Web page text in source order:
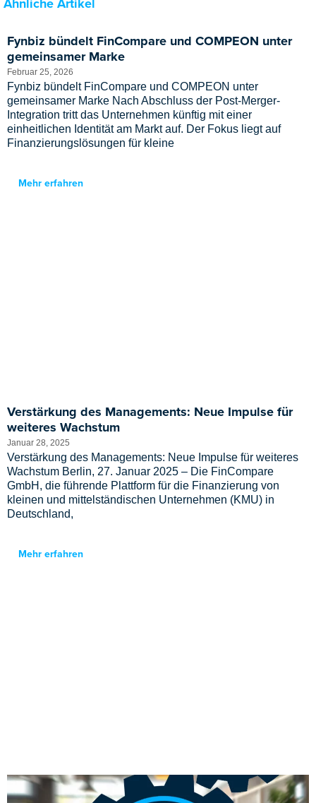
Ähnliche Artikel
Fynbiz bündelt FinCompare und COMPEON unter
gemeinsamer Marke
Februar 25, 2026
Fynbiz bündelt FinCompare und COMPEON unter
gemeinsamer Marke Nach Abschluss der Post-Merger-
Integration tritt das Unternehmen künftig mit einer
einheitlichen Identität am Markt auf. Der Fokus liegt auf
Finanzierungslösungen für kleine
Mehr erfahren
Verstärkung des Managements: Neue Impulse für
weiteres Wachstum
Januar 28, 2025
Verstärkung des Managements: Neue Impulse für weiteres
Wachstum Berlin, 27. Januar 2025 – Die FinCompare
GmbH, die führende Plattform für die Finanzierung von
kleinen und mittelständischen Unternehmen (KMU) in
Deutschland,
Mehr erfahren